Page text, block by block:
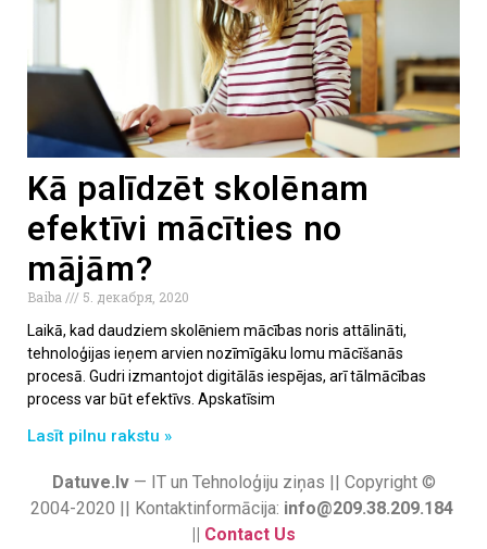
Kā palīdzēt skolēnam
efektīvi mācīties no
mājām?
Baiba
5. декабря, 2020
Laikā, kad daudziem skolēniem mācības noris attālināti,
tehnoloģijas ieņem arvien nozīmīgāku lomu mācīšanās
procesā. Gudri izmantojot digitālās iespējas, arī tālmācības
process var būt efektīvs. Apskatīsim
Lasīt pilnu rakstu »
Datuve.lv— IT un Tehnoloģiju ziņas || Copyright ©
2004-2020 || Kontaktinformācija: info@209.38.209.184
|| Contact Us